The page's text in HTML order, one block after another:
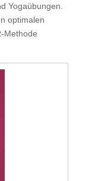
Yogaübungen.
optimalen
Methode